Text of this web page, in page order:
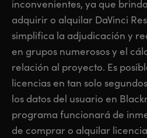
inconvenientes, ya que
adquirir o alquilar DaVinci
simplifica la adjudicación y
en grupos numerosos y el
relación al proyecto. Es
licencias en tan solo
los datos del usuario en
programa funcionará de
de comprar o alquilar